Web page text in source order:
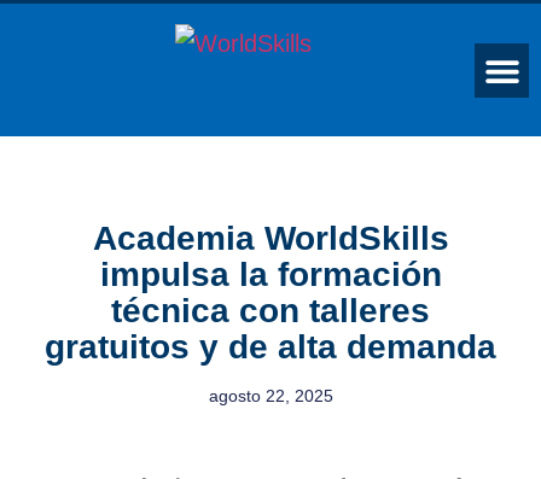
Academia WorldSkills
impulsa la formación
técnica con talleres
gratuitos y de alta demanda
agosto 22, 2025